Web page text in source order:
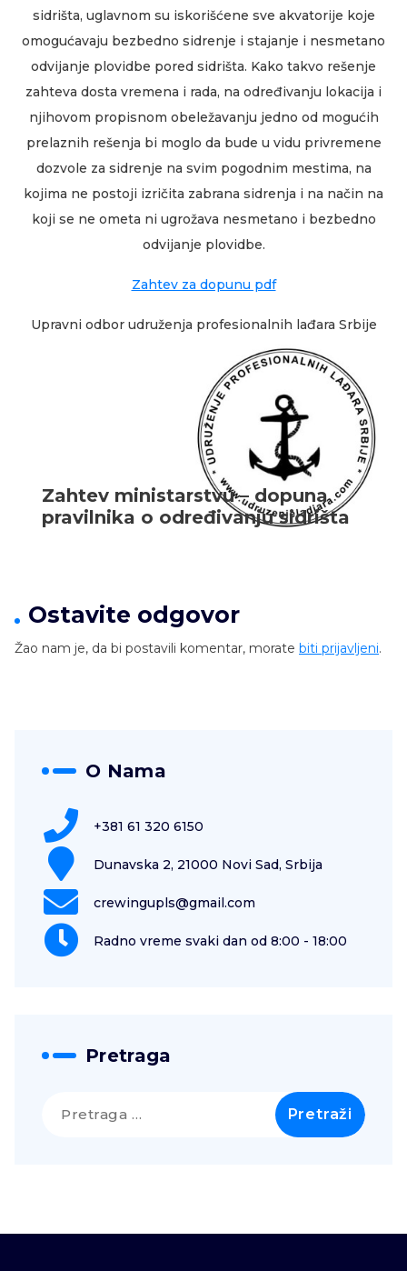
Zahtev ministarstvu – dopuna
pravilnika o određivanju sidrišta
sidrišta, uglavnom su iskorišćene sve akvatorije koje
omogućavaju bezbedno sidrenje i stajanje i nesmetano
odvijanje plovidbe pored sidrišta. Kako takvo rešenje
zahteva dosta vremena i rada, na određivanju lokacija i
njihovom propisnom obeležavanju jedno od mogućih
prelaznih rešenja bi moglo da bude u vidu privremene
dozvole za sidrenje na svim pogodnim mestima, na
kojima ne postoji izričita zabrana sidrenja i na način na
koji se ne ometa ni ugrožava nesmetano i bezbedno
odvijanje plovidbe.
Zahtev za dopunu pdf
Upravni odbor udruženja profesionalnih lađara Srbije
Ostavite odgovor
Žao nam je, da bi postavili komentar, morate biti prijavljeni.
O Nama
+381 61 320 6150
Dunavska 2, 21000 Novi Sad, Srbija
crewingupls@gmail.com
Radno vreme svaki dan od 8:00 - 18:00
Pretraga